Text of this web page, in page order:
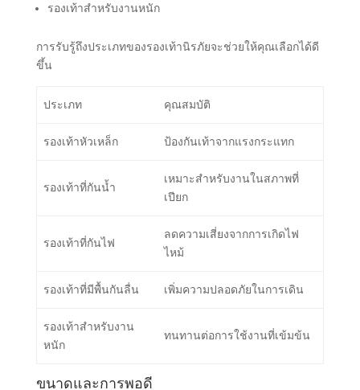
รองเท้าสำหรับงานหนัก
การรับรู้ถึงประเภทของรองเท้านิรภัยจะช่วยให้คุณเลือกได้ดี
ขึ้น
ประเภท คุณสมบัติ
รองเท้าหัวเหล็ก ป้องกันเท้าจากแรงกระแทก
รองเท้าที่กันน้ำ
เหมาะสำหรับงานในสภาพที่
เปียก
รองเท้าที่กันไฟ
ลดความเสี่ยงจากการเกิดไฟ
ไหม้
รองเท้าที่มีพื้นกันลื่น เพิ่มความปลอดภัยในการเดิน
รองเท้าสำหรับงาน
หนัก
ทนทานต่อการใช้งานที่เข้มข้น
ขนาดและการพอดี